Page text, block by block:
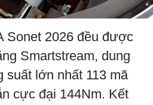
Sonet 2026 đều được
Smartstream, dung
suất lớn nhất 113 mã
cực đại 144Nm. Kết